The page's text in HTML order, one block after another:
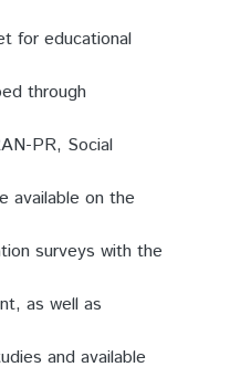
for educational
through
PR, Social
available on the
surveys with the
as well as
and available